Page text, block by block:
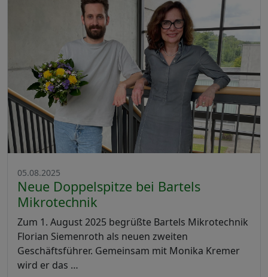
05.08.2025
Neue Doppelspitze bei Bartels
Mikrotechnik
Zum 1. August 2025 begrüßte Bartels Mikrotechnik
Florian Siemenroth als neuen zweiten
Geschäftsführer. Gemeinsam mit Monika Kremer
wird er das …